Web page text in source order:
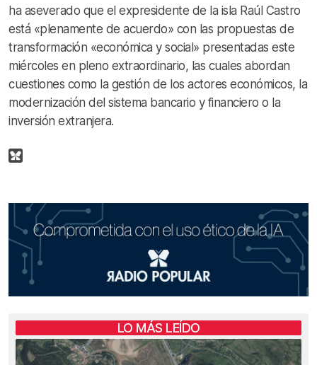
ha aseverado que el expresidente de la isla Raúl Castro
está «plenamente de acuerdo» con las propuestas de
transformación «económica y social» presentadas este
miércoles en pleno extraordinario, las cuales abordan
cuestiones como la gestión de los actores económicos, la
modernización del sistema bancario y financiero o la
inversión extranjera.
LO MÁS LEÍDO